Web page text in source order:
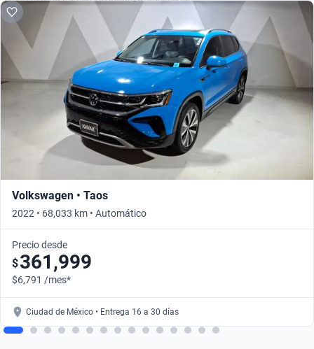
Volkswagen • Taos
2022 • 68,033 km • Automático
Precio desde
$361,999
$6,791 /mes*
Ciudad de México • Entrega 16 a 30 días